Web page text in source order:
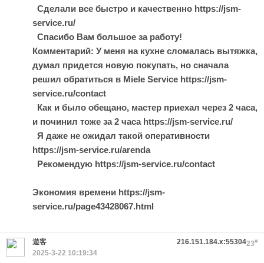
Сделали все быстро и качественно https://jsm-
service.ru/
Спасибо Вам большое за работу!
Комментарий: У меня на кухне сломалась вытяжка,
думал придется новую покупать, но сначала
решил обратиться в Miele Service https://jsm-
service.ru/contact
Как и было обещано, мастер приехал через 2 часа,
и починил тоже за 2 часа https://jsm-service.ru/
Я даже не ожидал такой оперативности
https://jsm-service.ru/arenda
Рекомендую https://jsm-service.ru/contact
Экономия времени https://jsm-
service.ru/page43428067.html
23#
遊客
216.151.184.x:55304
2025-3-22 10:19:34